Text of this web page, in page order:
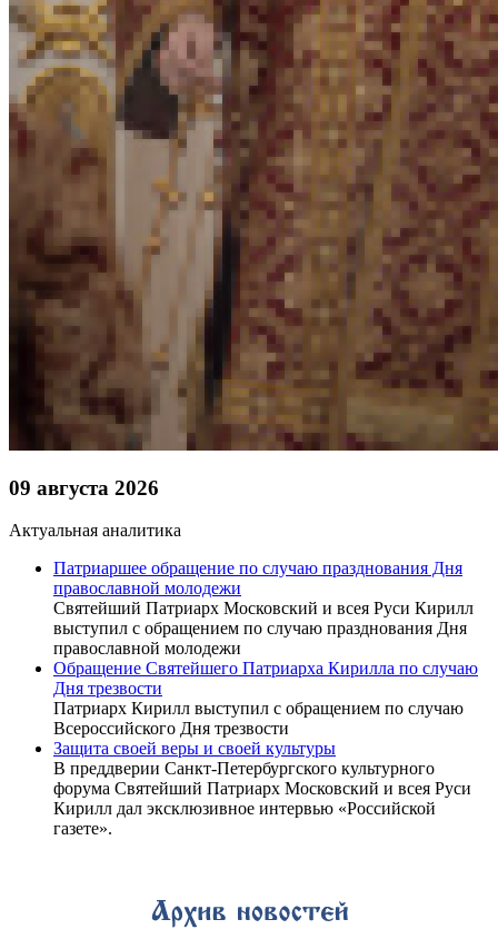
09 августа 2026
Актуальная аналитика
Патриаршее обращение по случаю празднования Дня
православной молодежи
Святейший Патриарх Московский и всея Руси Кирилл
выступил с обращением по случаю празднования Дня
православной молодежи
Обращение Святейшего Патриарха Кирилла по случаю
Дня трезвости
Патриарх Кирилл выступил с обращением по случаю
Всероссийского Дня трезвости
Защита своей веры и своей культуры
В преддверии Санкт-Петербургского культурного
форума Святейший Патриарх Московский и всея Руси
Кирилл дал эксклюзивное интервью «Российской
газете».